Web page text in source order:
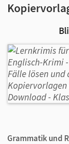
Grammatik und